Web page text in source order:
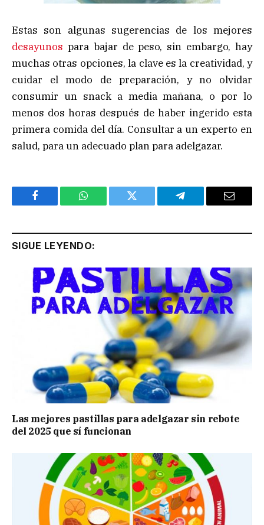
Estas son algunas sugerencias de los mejores
desayunos para bajar de peso, sin embargo, hay
muchas otras opciones, la clave es la creatividad, y
cuidar el modo de preparación, y no olvidar
consumir un snack a media mañana, o por lo
menos dos horas después de haber ingerido esta
primera comida del día. Consultar a un experto en
salud, para un adecuado plan para adelgazar.
Facebook WhatsApp Twitter Telegram Email
SIGUE LEYENDO:
Las mejores pastillas para adelgazar sin rebote
del 2025 que sí funcionan